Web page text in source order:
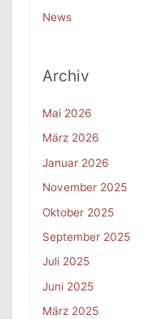
News
Archiv
Mai 2026
März 2026
Januar 2026
November 2025
Oktober 2025
September 2025
Juli 2025
Juni 2025
März 2025